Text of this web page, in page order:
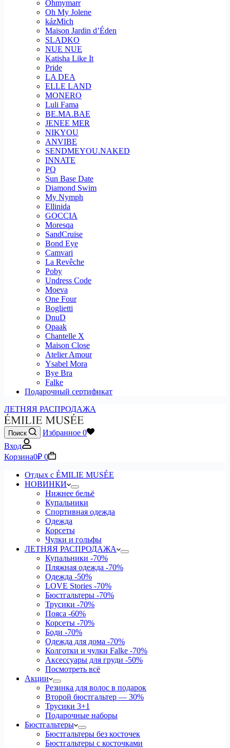
Ohmymarr
Oh My Jolene
kázMich
Maison Jardin d’Éden
SLADKO
NUE NUE
Katisha Like It
Pride
LA DEA
ELLE LAND
MONERO
Luli Fama
BE.MA.BAE
JENEE MER
NIKYOU
ANVIBE
SENDMEYOU.NAKED
INNATE
PQ
Sun Base Date
Diamond Swim
My Nymph
Ellinida
GOCCIA
Moresqa
SandCruise
Bond Eye
Camvari
La Revêche
Poby
Undress Code
Moeva
One Four
Boglietti
DnuD
Opaak
Chantelle X
Maison Close
Atelier Amour
Ysabel Mora
Bye Bra
Falke
Подарочный сертификат
ЛЕТНЯЯ РАСПРОДАЖА
Поиск Избранное 0
Вход
Корзина0₽ 0
Отдых с ÉMILIE MUSÉE
НОВИНКИ
Нижнее бельё
Купальники
Спортивная одежда
Одежда
Корсеты
Чулки и гольфы
ЛЕТНЯЯ РАСПРОДАЖА
Купальники -70%
Пляжная одежда -70%
Одежда -50%
LOVE Stories -70%
Бюстгальтеры -70%
Трусики -70%
Пояса -60%
Корсеты -70%
Боди -70%
Одежда для дома -70%
Колготки и чулки Falke -70%
Аксессуары для груди -50%
Посмотреть всё
Акции
Резинка для волос в подарок
Второй бюстгальтер — 30%
Трусики 3+1
Подарочные наборы
Бюстгальтеры
Бюстгальтеры без косточек
Бюстгальтеры с косточками